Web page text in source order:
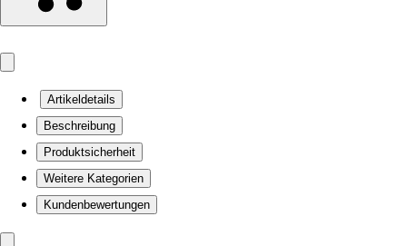
Artikeldetails
Beschreibung
Produktsicherheit
Weitere Kategorien
Kundenbewertungen